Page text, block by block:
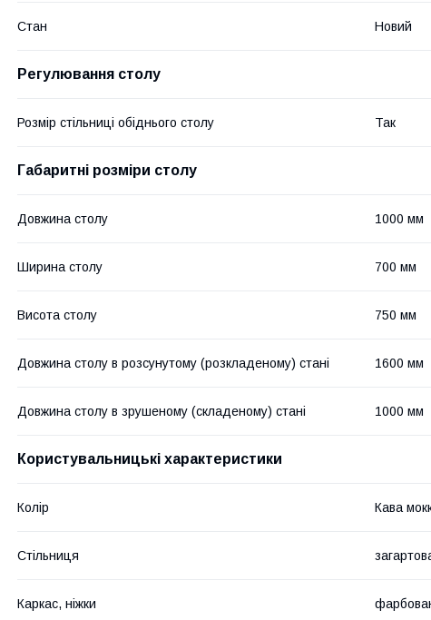
Стан Новий
Регулювання столу
Розмір стільниці обіднього столу Так
Габаритні розміри столу
Довжина столу 1000 мм
Ширина столу 700 мм
Висота столу 750 мм
Довжина столу в розсунутому (розкладеному) стані 1600 мм
Довжина столу в зрушеному (складеному) стані 1000 мм
Користувальницькі характеристики
Колір Кава
Стільниця
Каркас, ніжки